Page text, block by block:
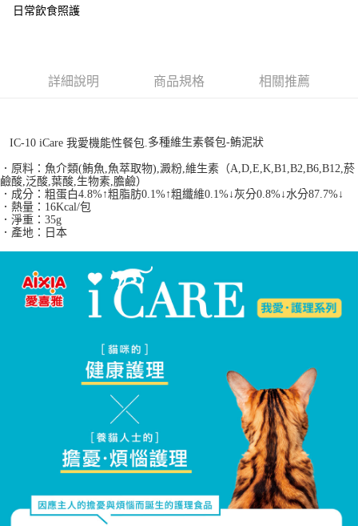
台灣樂天信用卡公司
【關於「AFTEE先享後付」】
３．安心：先確認商品／服務後，再付款。
結帳頁面，進行簡訊認證並確認金額後，即可完成結帳。
３．收到繳費通知簡訊後14天內，點擊此簡訊中的連結，可透過四大超商／
ATM／網路銀行／等多元方式進行付款，方視為交易完成。
※ 請注意：結帳手續完成當下不需立刻繳費，但若您需要取消訂單，請聯絡
購買商品的店家。未經商家同意取消之訂單仍視為有效，需透過AFTEE先享
後付繳納相關費用。
※ 交易是否成功請以「AFTEE先享後付 」之結帳頁面顯示為準，若有關於
是否繳費成功／繳費後需取消欲退款等相關疑問，請聯繫「AFTEE先享後付
客戶支援中心」
https://netprotections.freshdesk.com/support/home
【注意事項】
１．透過由恩沛科技股份有限公司提供之「AFTEE先享後付」服務完成之交
權轉讓予恩沛科技股份有限公司。
２．關於個人資料處理事宜，請瀏覽以下網址：
https://aftee.tw/terms/#terms3
３．未成年的使用者請事先徵得法定代理人或監護人之同意方可使用
「AFTEE先享後付」，若未經同意申辦者引起之損失，本公司不負相關責
４．使用「AFTEE先享後付」時，將依據個別帳號之用戶狀況，依本公司即
時審查核予不同之上限額度；若仍有額度不足之情形，本公司將視審查結果
請求用戶進行身份認證。
５．嚴禁一人註冊多個帳號或使用他人資訊註冊。若發現惡意使用之情形，
恩沛科技股份有限公司將有權停止該用戶之使用額度並採取法律行動。
宅配運費
香港地區
日常飲食照護
詳細說明 商品規格 相關推薦
IC-10 iCare 我愛機能性餐包. 多種維生素餐包-鮪泥狀
．原料： 魚介類(鮪魚 魚萃取物), 澱粉 維生素（A,D,E,K,B1,B2,B6,B12, 菸
鹼酸 泛酸 葉酸 生物素 膽鹼）
．成分： 粗蛋白4.8%↑粗脂肪0.1%↑粗纖維0.1%↓灰分0.8%↓水分87.7%↓
．熱量：16Kcal/包
．淨重：35g
．產地：日本